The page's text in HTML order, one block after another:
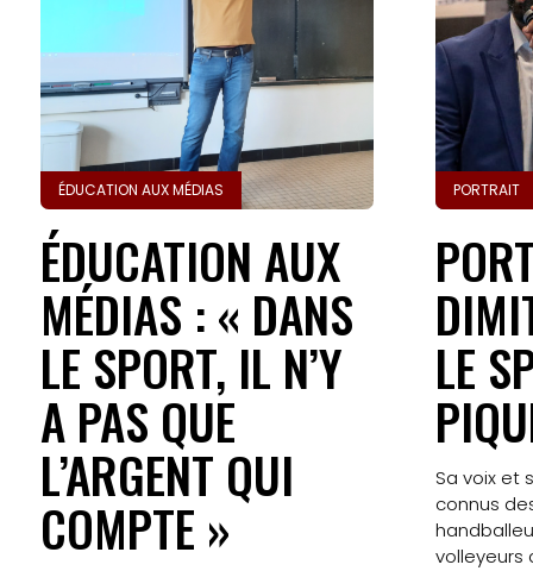
ÉDUCATION AUX MÉDIAS
ÉDUCATION AUX
MÉDIAS : « DANS
LE SPORT, IL N’Y
A PAS QUE
L’ARGENT QUI
COMPTE »
PORTRAIT
LE
Sa voix et
connus
volleyeurs